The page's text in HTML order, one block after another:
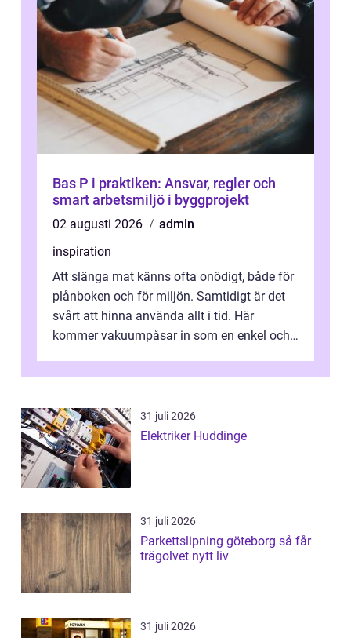
Bas P i praktiken: Ansvar, regler och
smart arbetsmiljö i byggprojekt
02 augusti 2026
admin
inspiration
Att slänga mat känns ofta onödigt, både för
plånboken och för miljön. Samtidigt är det
svårt att hinna använda allt i tid. Här
kommer vakuumpåsar in som en enkel och
31 juli 2026
Elektriker Huddinge
31 juli 2026
Parkettslipning göteborg så får
trägolvet nytt liv
31 juli 2026